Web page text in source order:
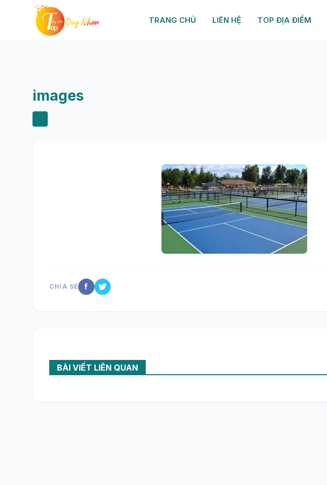
TRANG CHỦ LIÊN HỆ TOP ĐỊA ĐIỂM
images
CHIA SẺ
BÀI VIẾT LIÊN QUAN